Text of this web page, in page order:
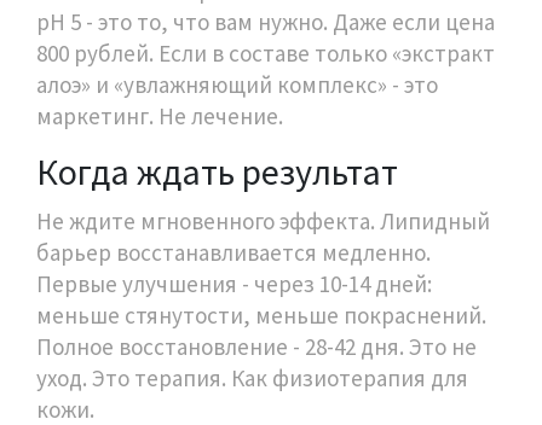
pH 5 - это то, что вам нужно. Даже если цена
800 рублей. Если в составе только «экстракт
алоэ» и «увлажняющий комплекс» - это
маркетинг. Не лечение.
Когда ждать результат
Не ждите мгновенного эффекта. Липидный
барьер восстанавливается медленно.
Первые улучшения - через 10-14 дней:
меньше стянутости, меньше покраснений.
Полное восстановление - 28-42 дня. Это не
уход. Это терапия. Как физиотерапия для
кожи.